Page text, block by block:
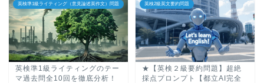
英検準1級ライティング（意見論述英作文）問題
英検準1級ライティングのテー
マ過去問全10回を徹底分析！
英検2級英文要約問題
★【英検２級要約問題】超絶
採点プロンプト【都立AI完全